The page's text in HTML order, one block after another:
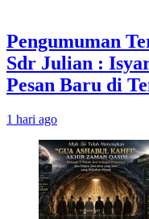
Pengumuman
Sdr Julian :
Pesan Baru di
1 hari ago